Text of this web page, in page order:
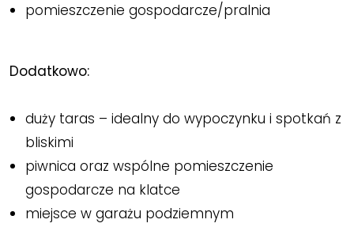
pomieszczenie gospodarcze/pralnia
Dodatkowo:
duży taras – idealny do wypoczynku i spotkań z
bliskimi
piwnica oraz wspólne pomieszczenie
gospodarcze na klatce
miejsce w garażu podziemnym